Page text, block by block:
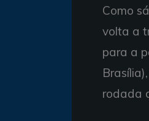
Como
volta a
para a
rodada